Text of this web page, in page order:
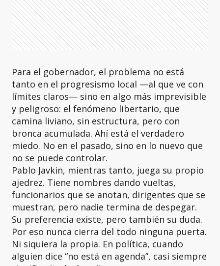
Para el gobernador, el problema no está
tanto en el progresismo local —al que ve con
límites claros— sino en algo más imprevisible
y peligroso: el fenómeno libertario, que
camina liviano, sin estructura, pero con
bronca acumulada. Ahí está el verdadero
miedo. No en el pasado, sino en lo nuevo que
no se puede controlar.
Pablo Javkin, mientras tanto, juega su propio
ajedrez. Tiene nombres dando vueltas,
funcionarios que se anotan, dirigentes que se
muestran, pero nadie termina de despegar.
Su preferencia existe, pero también su duda.
Por eso nunca cierra del todo ninguna puerta.
Ni siquiera la propia. En política, cuando
alguien dice “no está en agenda”, casi siempre